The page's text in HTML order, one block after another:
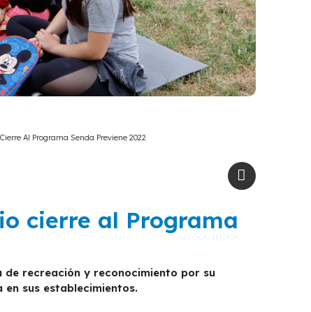
Al Programa Senda Previene 2022
cierre al Programa
sus establecimientos.